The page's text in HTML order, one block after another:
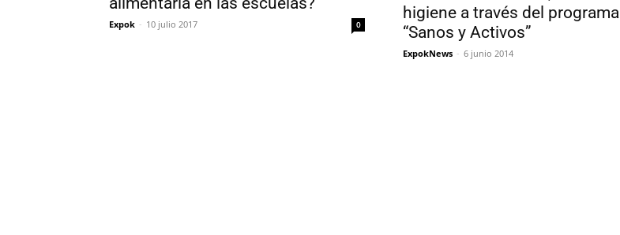
Expok - 10 julio 2017 0
higiene a través del programa
“Sanos y Activos”
ExpokNews - 6 junio 2014